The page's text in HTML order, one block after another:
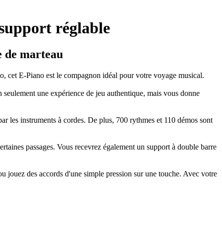
réglable
de marteau
cet E-Piano est le compagnon idéal pour votre voyage musical.
une expérience de jeu authentique, mais vous donne
les instruments à cordes. De plus, 700 rythmes et 110 démos sont
passages. Vous recevrez également un support à double barre
jouez des accords d'une simple pression sur une touche. Avec votre